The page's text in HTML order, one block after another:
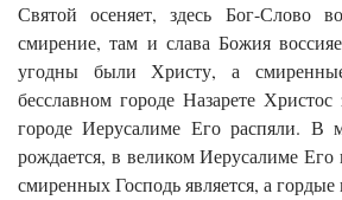
Святой осеняет, здесь Бог-Слово
смирение, там и слава Божия
угодны были Христу, а
бесславном городе Назарете
городе Иерусалиме Его распяли.
рождается, в великом Иерусалиме Его
смиренных Господь является, а гордые